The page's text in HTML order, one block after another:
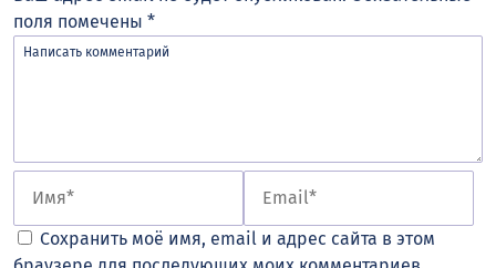
поля помечены *
Сохранить моё имя, email и адрес сайта в этом